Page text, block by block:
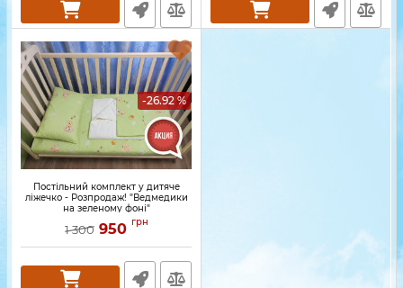
-26.92 %
Постільний комплект у дитяче
ліжечко - Розпродаж! "Ведмедики
на зеленому фоні"
1 300 950 грн